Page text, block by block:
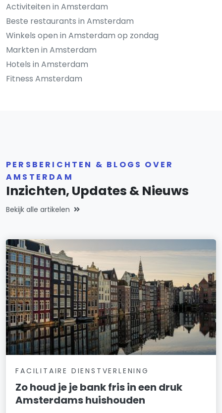
Activiteiten in Amsterdam
Beste restaurants in Amsterdam
Winkels open in Amsterdam op zondag
Markten in Amsterdam
Hotels in Amsterdam
Fitness Amsterdam
PERSBERICHTEN & BLOGS OVER
AMSTERDAM
Inzichten, Updates & Nieuws
Bekijk alle artikelen
FACILITAIRE DIENSTVERLENING
Zo houd je je bank fris in een druk
Amsterdams huishouden